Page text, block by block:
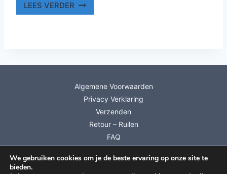
LEES VERDER
Algemene Voorwaarden
Privacy Verklaring
Verzenden
Retour – Ruilen
FAQ
Mijn account
Info Cadeaubonnen
We gebruiken cookies om je de beste ervaring op onze site te
bieden.